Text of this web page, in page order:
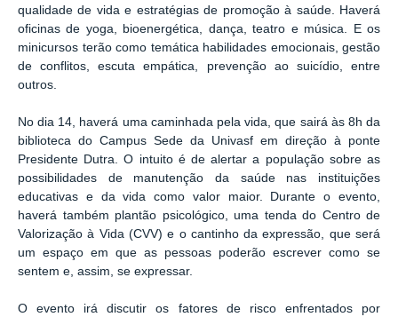
qualidade de vida e estratégias de promoção à saúde. Haverá
oficinas de yoga, bioenergética, dança, teatro e música. E os
minicursos terão como temática habilidades emocionais, gestão
de conflitos, escuta empática, prevenção ao suicídio, entre
outros.
No dia 14, haverá uma caminhada pela vida, que sairá às 8h da
biblioteca do Campus Sede da Univasf em direção à ponte
Presidente Dutra. O intuito é de alertar a população sobre as
possibilidades de manutenção da saúde nas instituições
educativas e da vida como valor maior. Durante o evento,
haverá também plantão psicológico, uma tenda do Centro de
Valorização à Vida (CVV) e o cantinho da expressão, que será
um espaço em que as pessoas poderão escrever como se
sentem e, assim, se expressar.
O evento irá discutir os fatores de risco enfrentados por